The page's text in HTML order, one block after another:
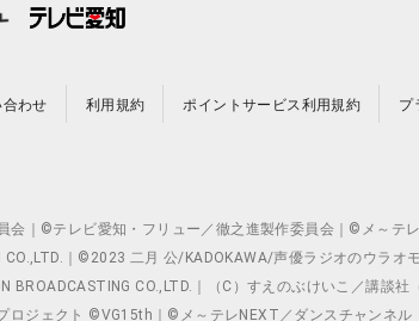
わせ 利用規約 ポイントサービス利用規約 プ
｜©テレビ愛知・フリュー／徹之進製作委員会｜©メ～テ
｜©2023 二月 公/KADOKAWA/声優ラジオのウラオ
CO.,LTD.｜（C）すえのぶけいこ／講談社
ロジェクト ©VG15th｜©メ～テレNEXT／ダンスチャンネル